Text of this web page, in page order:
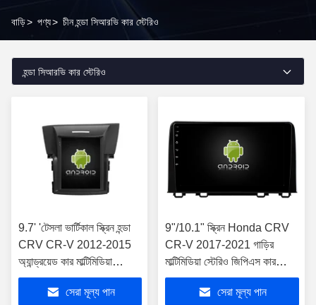
বাড়ি> পণ্য> চীন হন্ডা সিআরভি কার স্টেরিও
হন্ডা সিআরভি কার স্টেরিও
9.7' 'টেসলা ভার্টিকাল স্ক্রিন হন্ডা
CRV CR-V 2012-2015
অ্যান্ড্রয়েড কার মাল্টিমিডিয়া
প্লেয়ারের জন্য
সেরা মূল্য পান
9"/10.1" স্ক্রিন Honda CRV
CR-V 2017-2021 গাড়ির
মাল্টিমিডিয়া স্টেরিও জিপিএস কারপ্লে
প্লেয়ারের জন্য
সেরা মূল্য পান